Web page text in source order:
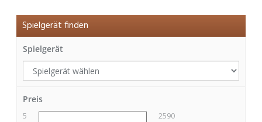
Spielgerät finden
Spielgerät
Preis
5 2590